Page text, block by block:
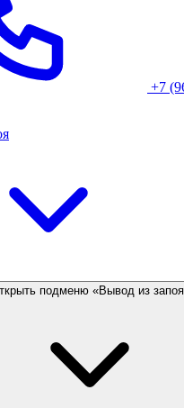
+7
подменю «Вывод из